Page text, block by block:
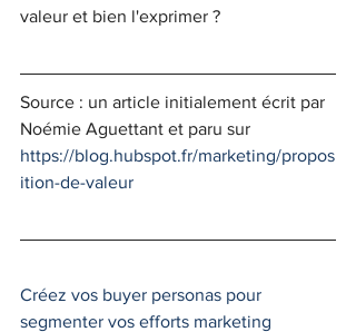
valeur et bien l'exprimer ?
Source : un article initialement écrit par
Noémie Aguettant et paru sur
https://blog.hubspot.fr/marketing/propos
ition-de-valeur
Créez vos buyer personas pour
segmenter vos efforts marketing